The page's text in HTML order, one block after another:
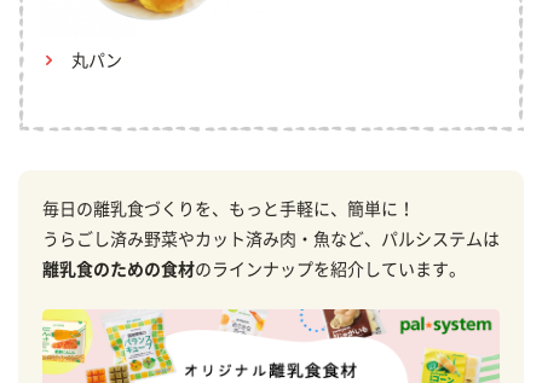
丸パン
毎日の離乳食づくりを、もっと手軽に、簡単に！
うらごし済み野菜やカット済み肉・魚など、パルシステムは
離乳食のための食材のラインナップを紹介しています。